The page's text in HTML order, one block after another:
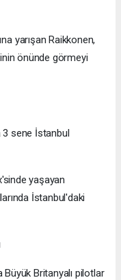
yarışan Raikkonen,
önünde görmeyi
sene İstanbul
yaşayan
İstanbul'daki
Britanyalı pilotlar